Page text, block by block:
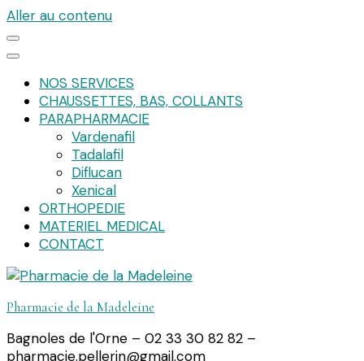
Aller au contenu
NOS SERVICES
CHAUSSETTES, BAS, COLLANTS
PARAPHARMACIE
Vardenafil
Tadalafil
Diflucan
Xenical
ORTHOPEDIE
MATERIEL MEDICAL
CONTACT
Pharmacie de la Madeleine
Bagnoles de l'Orne – 02 33 30 82 82 –
pharmacie.pellerin@gmail.com